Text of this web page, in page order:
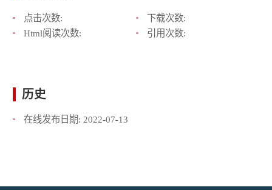
点击次数:
下载次数:
Html阅读次数:
引用次数:
历史
在线发布日期: 2022-07-13